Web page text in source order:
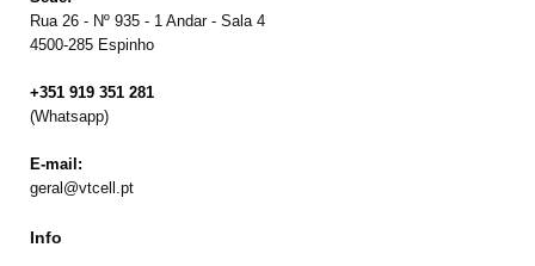
Rua 26 - Nº 935 - 1 Andar - Sala 4
4500-285 Espinho
+351 919 351 281
(Whatsapp)
E-mail:
geral@vtcell.pt
Info